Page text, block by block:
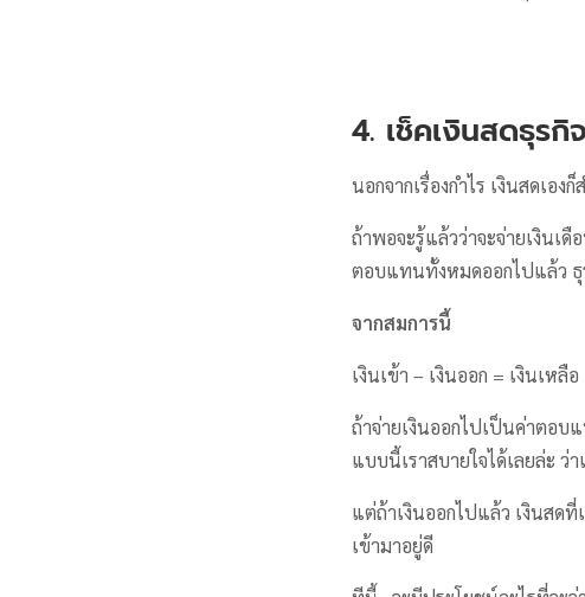
4. เช็คเงินสดธุรกิจ
นอกจากเรื่องกำไร เงินสดเอ
ถ้าพอจะรู้แล้วว่าจะจ่ายเงินเดื
ตอบแทนทั้งหมดออกไปแล้ว ธุ
จากสมการนี้
เงินเข้า – เงินออก = เงินเหลือ
ถ้าจ่ายเงินออกไปเป็นค่าตอบ
แบบนี้เราสบายใจได้เลยล่ะ ว่
แต่ถ้าเงินออกไปแล้ว เงินสด
เข้ามาอยู่ดี